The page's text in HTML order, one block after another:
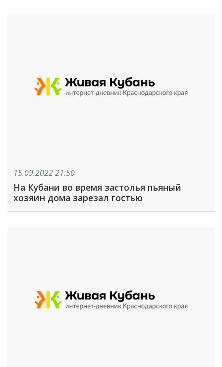
15.09.2022 21:50
На Кубани во время застолья пьяный
хозяин дома зарезал гостью